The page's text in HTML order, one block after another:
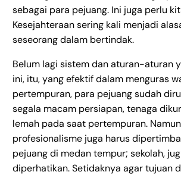
sebagai para pejuang. Ini juga perlu
Kesejahteraan sering kali menjadi
seseorang dalam bertindak.
Belum lagi sistem dan aturan-aturan
ini, itu, yang efektif dalam menguras
pertempuran, para pejuang sudah
segala macam persiapan, tenaga
lemah pada saat pertempuran.
profesionalisme juga harus
pejuang di medan tempur; sekolah,
diperhatikan. Setidaknya agar tujuan